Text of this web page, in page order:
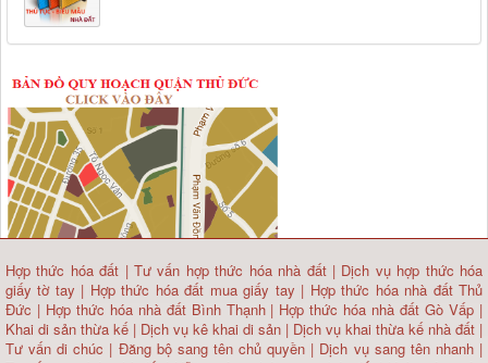
Hợp thức hóa đất |Tư vấn hợp thức hóa nhà đất| Dịch vụ hợp thức hóa
giấy tờ tay | Hợp thức hóa đất mua giấy tay | Hợp thức hóa nhà đất Thủ
Đức | Hợp thức hóa nhà đất Bình Thạnh | Hợp thức hóa nhà đất Gò Vấp |
Khai di sản thừa kế | Dịch vụ kê khai di sản | Dịch vụ khai thừa kế nhà đất |
Tư vấn di chúc | Đăng bộ sang tên chủ quyền | Dịch vụ sang tên nhanh |